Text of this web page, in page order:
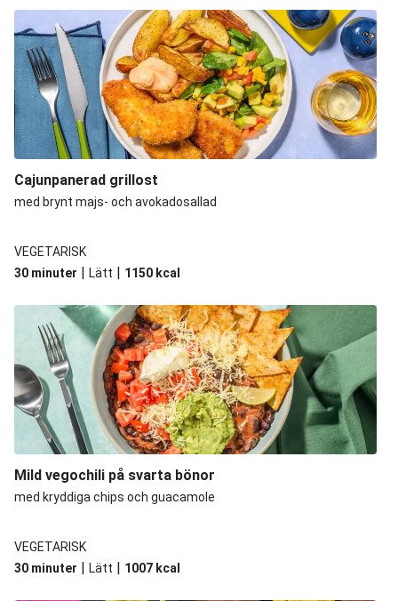
Cajunpanerad grillost
med brynt majs- och avokadosallad
VEGETARISK
30 minuter | Lätt | 1150 kcal
Mild vegochili på svarta bönor
med kryddiga chips och guacamole
VEGETARISK
30 minuter | Lätt | 1007 kcal